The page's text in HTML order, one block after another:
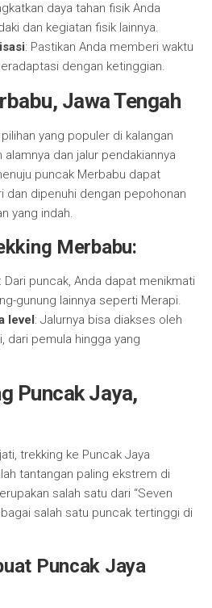
daya tahan fisik Anda
dan kegiatan fisik lainnya.
: Pastikan Anda memberi waktu
dengan ketinggian.
Jawa Tengah
yang populer di kalangan
dan jalur pendakiannya
puncak Merbabu dapat
dan dipenuhi dengan pepohonan
yang indah.
Merbabu:
: Dari puncak, Anda dapat menikmati
gunung lainnya seperti Merapi.
level: Jalurnya bisa diakses oleh
dari pemula hingga yang
Puncak Jaya,
trekking ke Puncak Jaya
tantangan paling ekstrem di
salah satu dari “Seven
salah satu puncak tertinggi di
Puncak Jaya